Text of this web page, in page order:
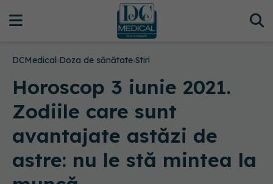
DCMedical›Doza de sănătate›Stiri
Horoscop 3 iunie 2021.
Zodiile care sunt
avantajate astăzi de
astre: nu le stă mintea la